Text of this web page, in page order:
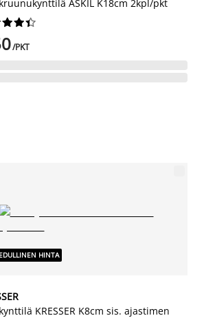
ASKIL K18cm 2kpl/pkt




/PKT
HINTA
KRESSER K8cm sis. ajastimen